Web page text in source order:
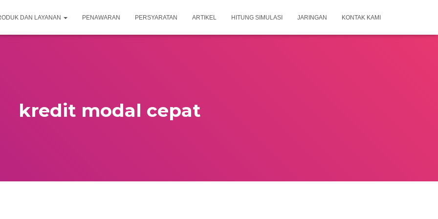
DAN LAYANAN PENAWARAN PERSYARATAN ARTIKEL HITUNG SIMULASI JARINGAN KONTAK KAMI
kredit modal cepat